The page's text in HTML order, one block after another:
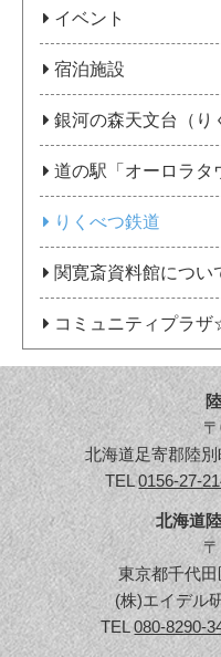
イベント
宿泊施設
銀河の森天文台（り
道の駅「オーロラタ
りくべつ鉄道
関寛斎資料館につい
コミュニティプラ
北海道足寄郡陸
TEL0156-27-
北海道
東京都千代
(株)エイデル
TEL080-8290-